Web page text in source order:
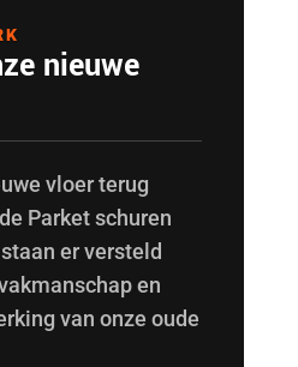
nieuwe
vloer terug
Parket schuren
er versteld
en
van onze oude